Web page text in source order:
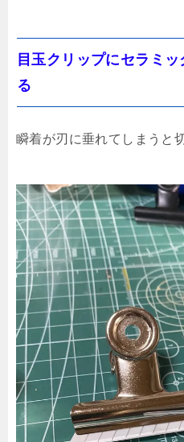
目玉クリップにセラミ
る
瞬着が刃に垂れてしまうと